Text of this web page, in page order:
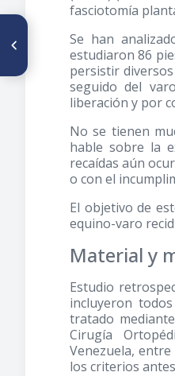
fasciotomía
Se han
estudiaron 86
persistir
seguido del
liberación y por
No se tienen
hable sobre la
recaídas aún
o con el
El objetivo de
equino-varo
Material y
Estudio
incluyeron
tratado
Cirugía
Venezuela,
los criterios
Reconstrucción capsular
superior con injerto de
tereftalato de polietileno
(LARS). 2011-2022